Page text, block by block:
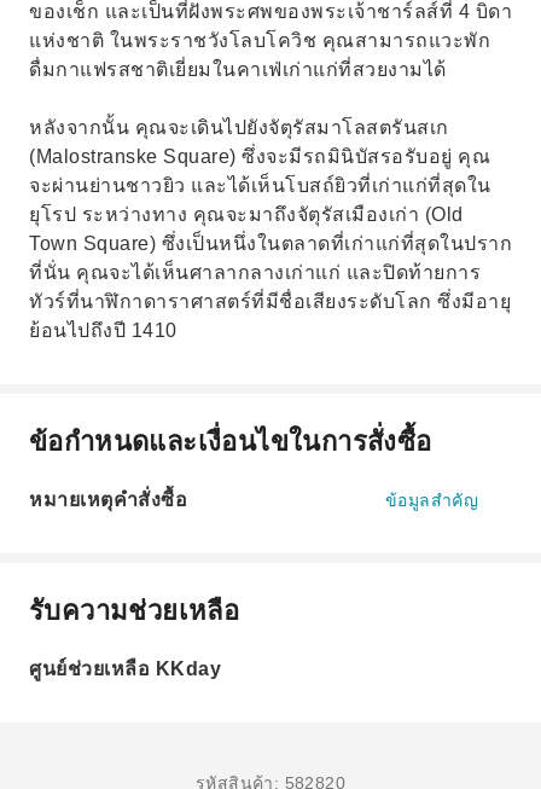
ของเช็ก และเป็นที่ฝังพระศพของพระเจ้าชาร์ลส์ที่ 4 บิดา
แห่งชาติ ในพระราชวังโลบโควิช คุณสามารถแวะพัก
ดื่มกาแฟรสชาติเยี่ยมในคาเฟ่เก่าแก่ที่สวยงามได้
หลังจากนั้น คุณจะเดินไปยังจัตุรัสมาโลสตรันสเก
(Malostranske Square) ซึ่งจะมีรถมินิบัสรอรับอยู่ คุณ
จะผ่านย่านชาวยิว และได้เห็นโบสถ์ยิวที่เก่าแก่ที่สุดใน
ยุโรป ระหว่างทาง คุณจะมาถึงจัตุรัสเมืองเก่า (Old
Town Square) ซึ่งเป็นหนึ่งในตลาดที่เก่าแก่ที่สุดในปราก
ที่นั่น คุณจะได้เห็นศาลากลางเก่าแก่ และปิดท้ายการ
ทัวร์ที่นาฬิกาดาราศาสตร์ที่มีชื่อเสียงระดับโลก ซึ่งมีอายุ
ย้อนไปถึงปี 1410
ข้อกำหนดและเงื่อนไขในการสั่งซื้อ
หมายเหตุคำสั่งซื้อ ข้อมูลสำคัญ
รับความช่วยเหลือ
ศูนย์ช่วยเหลือ KKday
รหัสสินค้า: 582820